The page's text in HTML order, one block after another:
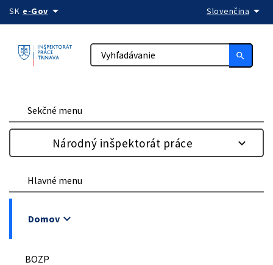
Preskočiť na obsah
SK e-Govarrow_drop_down Slovenčina arrow_drop_down
search
Sekčné menu
Národný inšpektorát práce
Hlavné menu
Domov keyboard_arrow_down
BOZP